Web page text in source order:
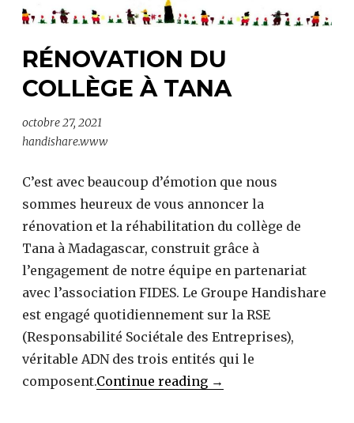
RÉNOVATION DU
COLLÈGE À TANA
octobre 27, 2021
handishare.www
C’est avec beaucoup d’émotion que nous
sommes heureux de vous annoncer la
rénovation et la réhabilitation du collège de
Tana à Madagascar, construit grâce à
l’engagement de notre équipe en partenariat
avec l’association FIDES. Le Groupe Handishare
est engagé quotidiennement sur la RSE
(Responsabilité Sociétale des Entreprises),
véritable ADN des trois entités qui le
composent.Continue reading Rénovation
→